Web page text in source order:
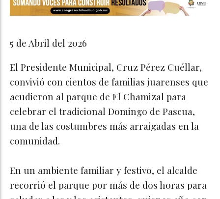
5 de Abril del 2026
El Presidente Municipal, Cruz Pérez Cuéllar,
convivió con cientos de familias juarenses que
acudieron al parque de El Chamizal para
celebrar el tradicional Domingo de Pascua,
una de las costumbres más arraigadas en la
comunidad.
En un ambiente familiar y festivo, el alcalde
recorrió el parque por más de dos horas para